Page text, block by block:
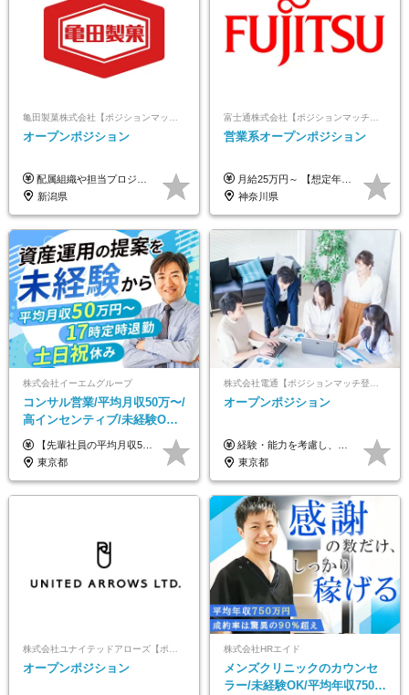
オープンポジション
配属組織や担当プロジェクトにより異なります。 想定年収：400万円～1000万円 ※ご経験やスキルに応じて決定します。 ※上記想定年収はあくまでも目安の金額であり、 選考を通じて上下する可能性があります。
新潟県
営業系オープンポジション
月給25万円～ 【想定年収】 400万円～1000万円（残業代及び諸手当込） ※ご経験、前年収、ご年齢に応じて決定します。
神奈川県
株式会社イーエムグループ
コンサル営業/平均月収50万〜/
高インセンティブ/未経験OK/
残業なし/4,50代も活躍/ブラン
ク可/面接1回
【先輩社員の平均月収50万円】 月給30万円以上+インセンティブ+その他手当 ※経験・スキルを考慮の上で給与を決定します ※上記には5万円（月20時間分）のみなし残業代と一律手当（営業手当4万円、能力評価手当4万円）を含みます ※上記を超える残業代は別途全額支給します ※試用期間：3ヶ月あり（試用期間中の待遇に差異なし）
東京都
オープンポジション
経験・能力を考慮し、当社規定により決定します。 ▼参考情報 ------------ 年収イメージ：500万～1500万
東京都
株式会社ユナイテッドアローズ【ポジションマッチ登録】
オープンポジション
株式会社HRエイド
メンズクリニックのカウンセ
ラー/未経験OK/平均年収750万